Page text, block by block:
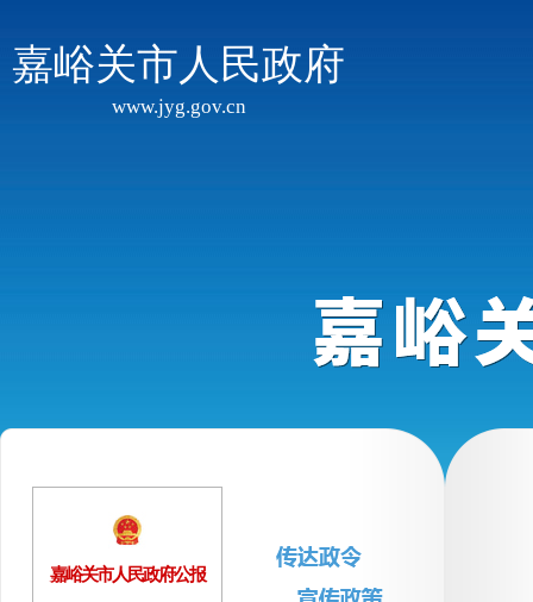
嘉峪关市人民政府
www.jyg.gov.cn
嘉峪关市人民政府公报